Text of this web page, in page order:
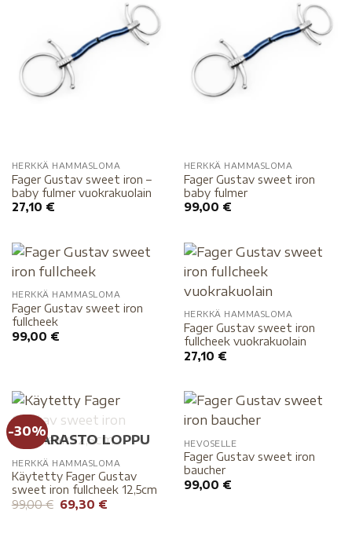
HERKKÄ HAMMASLOMA
Fager Gustav sweet iron –
baby fulmer vuokrakuolain
27,10 €
HERKKÄ HAMMASLOMA
Fager Gustav sweet iron
baby fulmer
99,00 €
HERKKÄ HAMMASLOMA
Fager Gustav sweet iron
fullcheek
99,00 €
HERKKÄ HAMMASLOMA
Fager Gustav sweet iron
fullcheek vuokrakuolain
27,10 €
-30%
VARASTO LOPPU
HERKKÄ HAMMASLOMA
Käytetty Fager Gustav
sweet iron fullcheek 12,5cm
99,00€ 69,30 €
HEVOSELLE
Fager Gustav sweet iron
baucher
99,00 €